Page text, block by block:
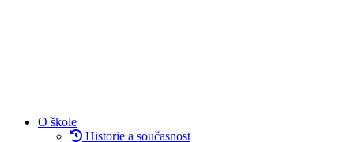
O škole
Historie a současnost